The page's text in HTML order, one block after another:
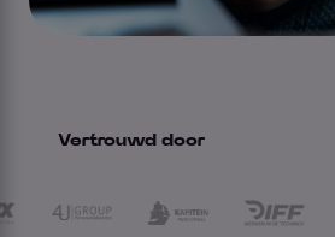
Vertrouwd door